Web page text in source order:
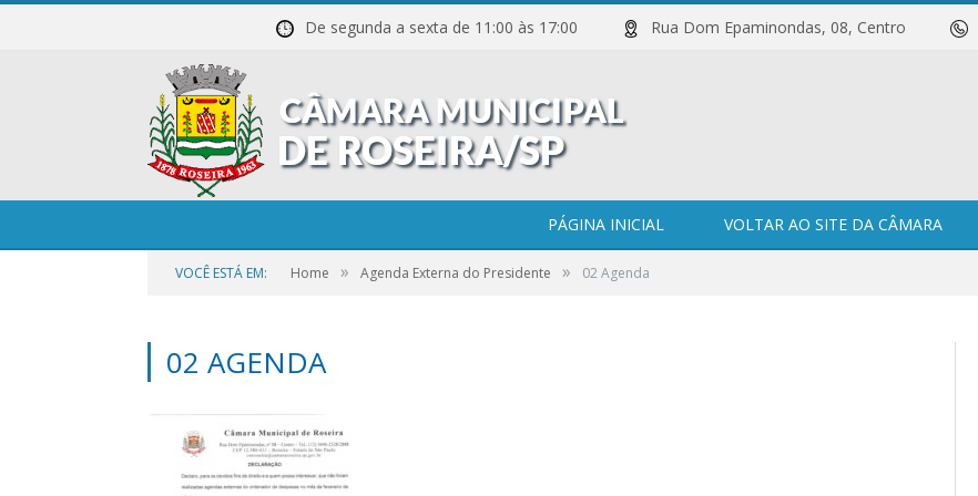
De segunda a sexta de 11:00 às 17:00 Rua Dom Epaminondas, 08, Centro
PÁGINA INICIAL VOLTAR AO SITE DA CÂMARA
VOCÊ ESTÁ EM: Home » Agenda Externa do Presidente » 02 Agenda
02 AGENDA